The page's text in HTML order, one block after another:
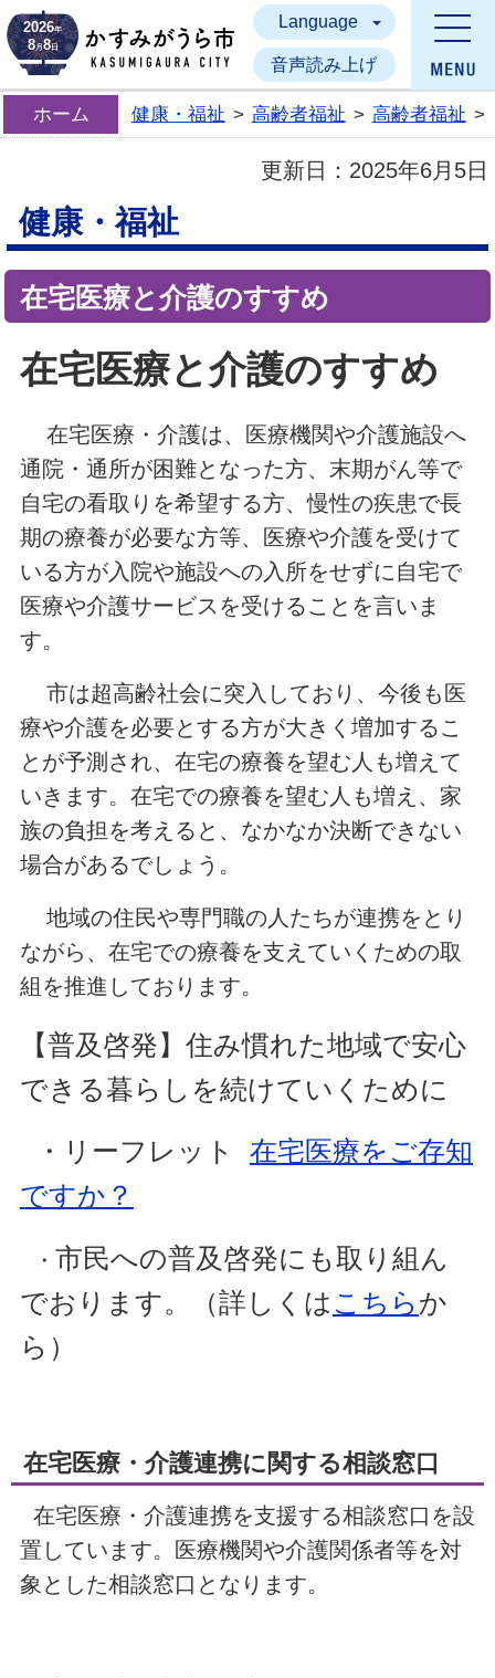
かすみがうら市
2026年
8月8日
Language
音声読み上げ
ホーム 健康・福祉 > 高齢者福祉 > 高齢者福祉 >
更新日： 2025年6月5日
健康・福祉
在宅医療と介護のすすめ
在宅医療と介護のすすめ
在宅医療・介護は、医療機関や介護施設へ
通院・通所が困難となった方、末期がん等で
自宅の看取りを希望する方、慢性の疾患で長
期の療養が必要な方等、医療や介護を受けて
いる方が入院や施設への入所をせずに自宅で
医療や介護サービスを受けることを言いま
す。
市は超高齢社会に突入しており、今後も医
療や介護を必要とする方が大きく増加するこ
とが予測され、在宅の療養を望む人も増えて
いきます。在宅での療養を望む人も増え、家
族の負担を考えると、なかなか決断できない
場合があるでしょう。
地域の住民や専門職の人たちが連携をとり
ながら、在宅での療養を支えていくための取
組を推進しております。
【普及啓発】住み慣れた地域で安心
できる暮らしを続けていくために
・リーフレット 在宅医療をご存知
ですか？
・ 市民への普及啓発にも取り組ん
でおります。（詳しくは こちら か
ら）
在宅医療・介護連携に関する相談窓口
在宅医療・介護連携を支援する相談窓口を設
置しています。医療機関や介護関係者等を対
象とした相談窓口となります。